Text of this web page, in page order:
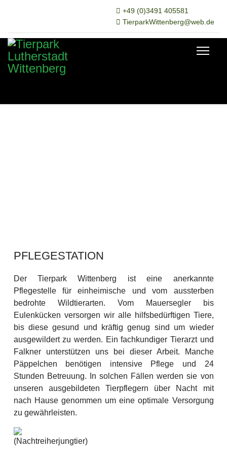
+49 (0)3491 405581
TierparkWittenberg@web.de
PFLEGESTATION
Der Tierpark Wittenberg ist eine anerkannte
Pflegestelle für einheimische und vom aussterben
bedrohte Wildtierarten. Vom Mauersegler bis
Eulenkücken versorgen wir alle hilfsbedürftigen Tiere,
bis diese gesund und kräftig genug sind um wieder
ausgewildert zu werden. Ein fachkundiger Tierarzt und
Falkner unterstützen uns bei dieser Arbeit. Manche
Päppelchen benötigen intensive Pflege und 24
Stunden Betreuung.
In solchen Fällen werden sie von
unseren ausgebildeten Tierpflegern über Nacht mit
nach Hause genommen um eine optimale Versorgung
zu gewährleisten.
(Nachtreiherjungtier)